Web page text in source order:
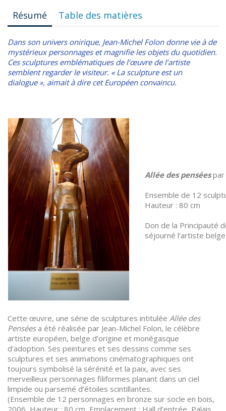
Résumé Table des matières
Dans son univers onirique, Jean-Michel Folon donne vie à de
mystérieux personnages et magnifie les objets du quotidien.
Ces sculptures emblématiques de l’œuvre de l’artiste
semblent regarder le visiteur. « La sculpture est un
dialogue », aimait à dire cet Européen convaincu.
Allée des penséespar
Ensemble de 12
Hauteur : 80 cm
Don de la Principauté
séjourné l’artiste
Cette œuvre, une série de sculptures intitulée Allée des
Penséesa été réalisée par Jean-Michel Folon, le célèbre
artiste européen, belge d’origine et monégasque
d’adoption. Ses peintures et ses dessins comme ses
sculptures et ses animations cinématographiques ont
toujours symbolisé la sérénité et la paix, avec ses
merveilleux personnages filiformes planant dans un ciel
limpide ou parsemé d’étoiles scintillantes.
(Ensemble de 12 personnages en bronze sur socle en bois,
2006, Hauteur : 80 cm, Emplacement : Hall d’entrée, Palais